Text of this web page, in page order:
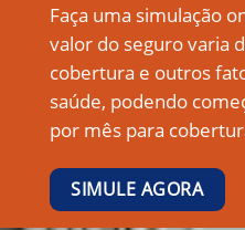
Faça uma simulação
valor do seguro varia
cobertura e outros
saúde, podendo
por mês para
SIMULE AGORA